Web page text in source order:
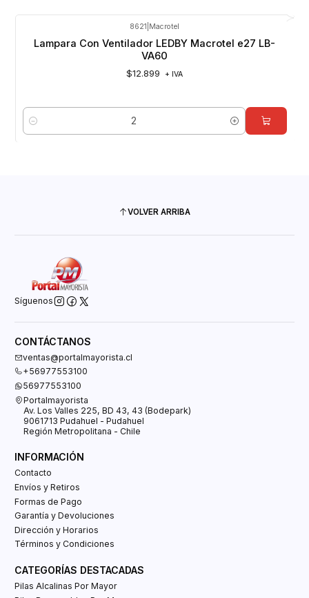
8621 Macrotel
Lampara Con Ventilador LEDBY Macrotel e27 LB-
VA60
$12.899 + IVA
Cantidad
VOLVER ARRIBA
Síguenos
CONTÁCTANOS
ventas@portalmayorista.cl
+56977553100
56977553100
Portalmayorista
Av. Los Valles 225, BD 43, 43 (Bodepark)
9061713 Pudahuel - Pudahuel
Región Metropolitana - Chile
INFORMACIÓN
Contacto
Envíos y Retiros
Formas de Pago
Garantía y Devoluciones
Dirección y Horarios
Términos y Condiciones
CATEGORÍAS DESTACADAS
Pilas Alcalinas Por Mayor